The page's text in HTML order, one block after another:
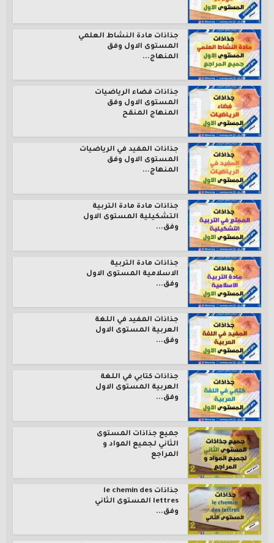
جذاذات مادة النشاط العلمي
المستوى الاول وفق
المنهاج...
جذاذات فضاء الرياضيات
المستوى الاول وفق
المنهاج المنقح
جذاذات المفيد في الرياضيات
المستوى الاول وفق
المنهاج...
جذاذات مادة مادة التربية
التشكيلية المستوى الاول
وفق...
جذاذات مادة التربية
الاسلامية المستوى الاول
وفق...
جذاذات المفيد في اللغة
العربية المستوى الاول
وفق...
جذاذات كتابي في اللغة
العربية المستوى الاول
وفق...
جميع جذاذات المستوى
الثاني لجميع المواد و
المراجع
جذاذات le chemin des
lettres المستوى الثاني
وفق...